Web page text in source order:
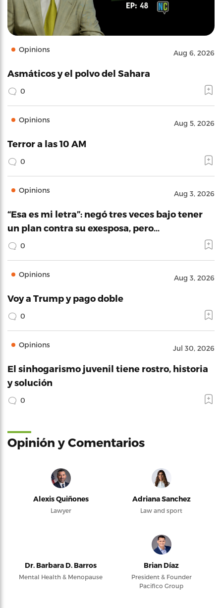
Opinions Aug 6, 2026
Asmáticos y el polvo del Sahara
0
Opinions Aug 5, 2026
Terror a las 10 AM
0
Opinions Aug 3, 2026
“Esa es mi letra”: negó tres veces bajo tener
un plan contra su exesposa, pero…
0
Opinions Aug 3, 2026
Voy a Trump y pago doble
0
Opinions Jul 30, 2026
El sinhogarismo juvenil tiene rostro, historia
y solución
0
Opinión y Comentarios
Alexis Quiñones
Lawyer
Adriana Sanchez
Law and sport
Dr. Barbara D. Barros
Mental Health & Menopause
Brian Díaz
President & Founder
Pacifico Group